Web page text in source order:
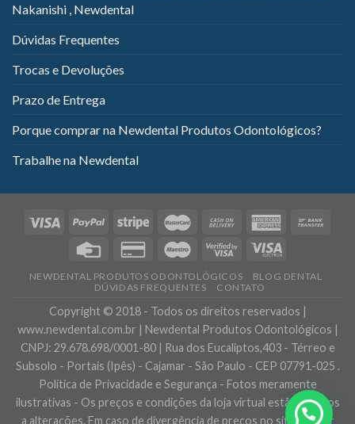
Nakanishi , Newdental
Dúvidas Frequentes
Trocas e Devoluções
Prazo de Entrega
Porque comprar na Newdental Produtos Odontológicos?
Trabalhe na Newdental
NEWDENTAL PRODUTOS ODONTOLÓGICOS
BLOG DENTAL
DÚVIDAS FREQUENTES
CONTATO
Copyright © 2018 - Todos os direitos reservados |
www.newdental.com.br | Newdental Produtos Odontológicos |
CNPJ: 29.678.698/0001-80 | Rua dos Eucaliptos,403 - Térreo e
Subsolo - Portais (Ipês) - Cajamar - São Paulo - CEP 07791-025 .
Política de Privacidade e Segurança - Fotos meramente
ilustrativas - Os preços e condições da loja virtual estão sujeitos
a alterações. Em caso de divergência de preços no site, o valor